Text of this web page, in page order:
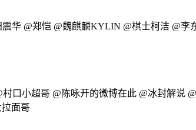
华 @郑恺 @魏麒麟KYLIN @棋士柯洁 @李
口小超哥 @陈咏开的微博在此 @冰封解说
拉面哥